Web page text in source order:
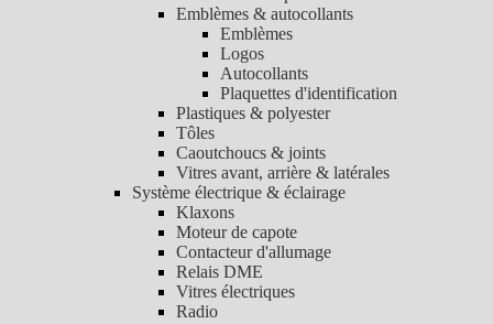
Emblèmes & autocollants
Emblèmes
Logos
Autocollants
Plaquettes d'identification
Plastiques & polyester
Tôles
Caoutchoucs & joints
Vitres avant, arrière & latérales
Système électrique & éclairage
Klaxons
Moteur de capote
Contacteur d'allumage
Relais DME
Vitres électriques
Radio